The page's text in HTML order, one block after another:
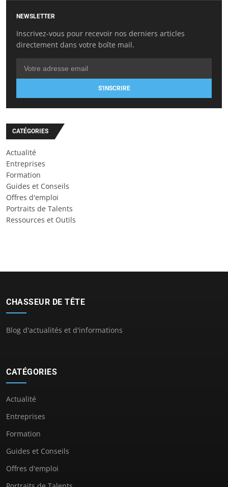
NEWSLETTER
Inscrivez-vous pour recevoir nos derniers articles
directement dans votre boîte mail.
S'INSCRIRE
CATÉGORIES
Actualité
Entreprises
Formation
Guides et Conseils
Offres d'emploi
Portraits de Talents
Ressources et Outils
CHASSEUR DE TÊTE
Blog d'actualités et d'informations
CATÉGORIES
Actualité
Entreprises
Formation
Guides et Conseils
Offres d'emploi